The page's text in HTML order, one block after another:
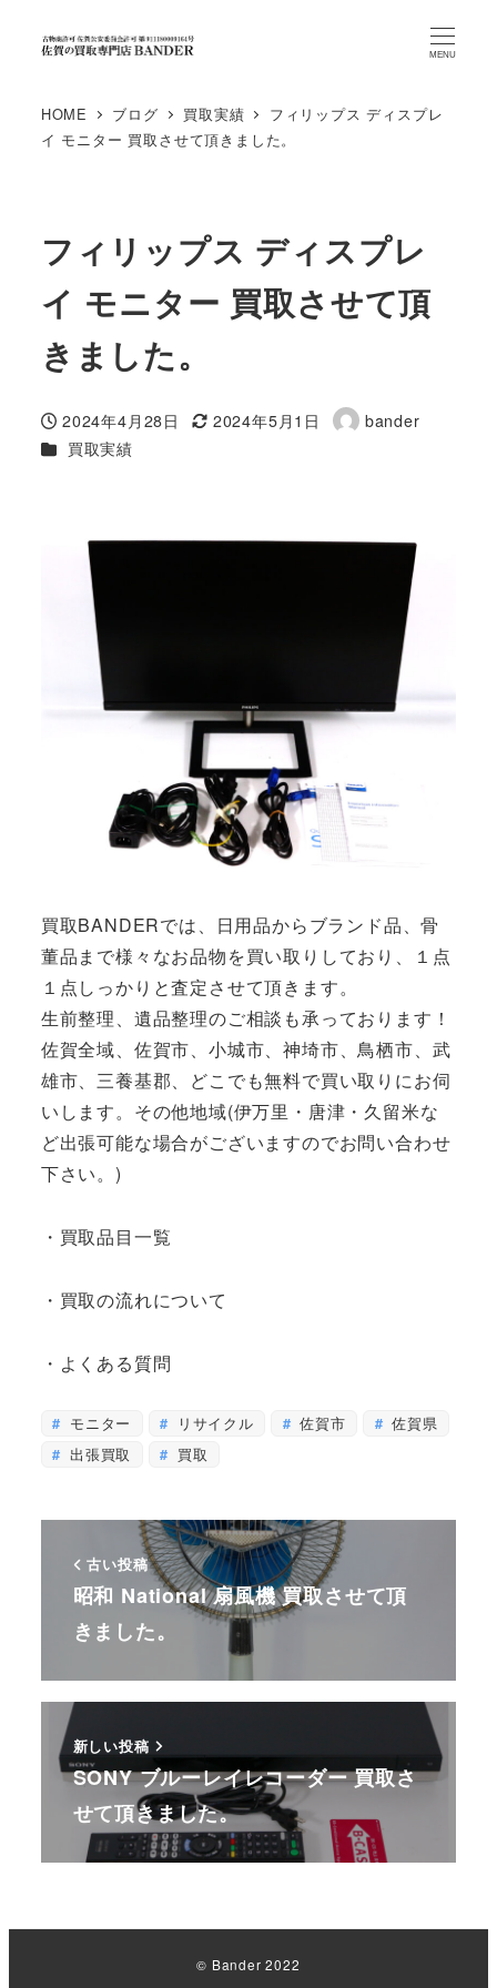
MENU
HOME ブログ 買取実績
フィリップス ディスプレ
イ モニター 買取させて頂きました。
フィリップス ディスプレ
イ モニター 買取させて頂
きました。
投稿日
2024年4月28日
更新日
2024年5月1日
著
bander
カテゴリー
買取実績
買取BANDERでは、日用品からブランド品、骨
董品まで様々なお品物を買い取りしており、１点
１点しっかりと査定させて頂きます。
生前整理、遺品整理のご相談も承っております！
佐賀全域、佐賀市、小城市、神埼市、鳥栖市、武
雄市、三養基郡、どこでも無料で買い取りにお伺
いします。その他地域(伊万里・唐津・久留米な
ど出張可能な場合がございますのでお問い合わせ
下さい。)
・買取品目一覧
・買取の流れについて
・よくある質問
モニター リサイクル 佐賀市
佐賀県
出張買取
買取
古い投稿
昭和 National 扇風機 買取させて頂
きました。
新しい投稿
SONY ブルーレイレコーダー 買取さ
せて頂きました。
© Bander 2022